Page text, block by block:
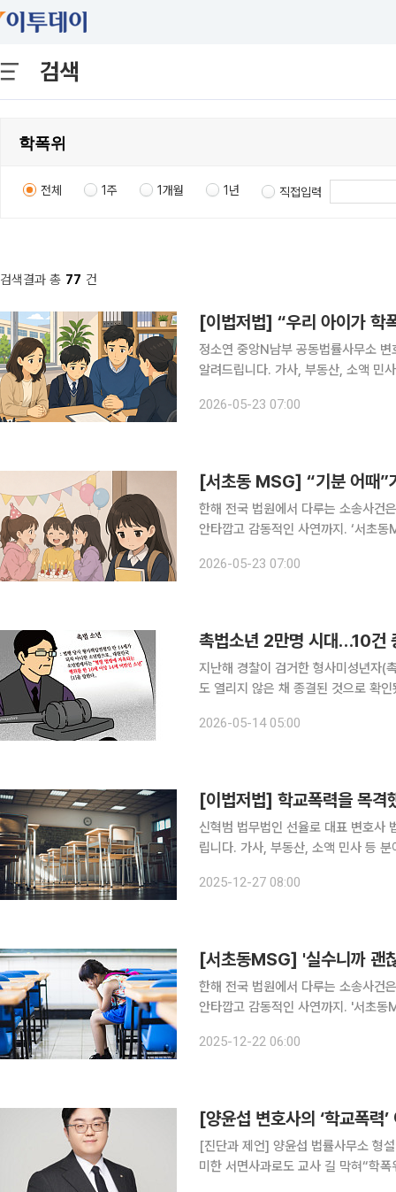
검색
전체 1주 1개월 1년 직접입력
검색결과 총 77 건
[이법저법] “우리 아이가 학
정소연 중앙N남부 공동법률사무소
알려드립니다. 가사, 부동산, 소액 민
2026-05-23 07:00
[서초동 MSG] “기분 어때”
한해 전국 법원에서 다루는 소송사건
안타깝고 감동적인 사연까지. ‘서초
기 적응이 끝나는 4~5월을 전후로 학
2026-05-23 07:00
지난해 경찰이 검거한 형사미성년자(
도 열리지 않은 채 종결된 것으로 확
‘심리불개시’ 결정 비율이 높았기 때
2026-05-14 05:00
[이법저법] 학교폭력을 목격
신혁범 법무법인 선율로 대표 변호사 법조 기자들이 모여 우리 생활의 법률 상식을 친절하게 알려드
립니다. 가사, 부동산, 소액 민사 등
2025-12-27 08:00
[서초동MSG] '실수니까 괜
한해 전국 법원에서 다루는 소송사건
안타깝고 감동적인 사연까지. '서초
수니까 괜찮아"라는 말은 아이에게
2025-12-22 06:00
[진단과 제언] 양윤섭 법률사무소 형
미한 서면사과로도 교사 길 막혀“학